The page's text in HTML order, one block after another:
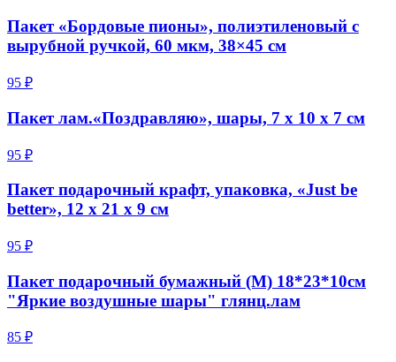
Пакет «Бордовые пионы», полиэтиленовый с
вырубной ручкой, 60 мкм, 38×45 см
95 ₽
Пакет лам.«Поздравляю», шары, 7 х 10 х 7 см
95 ₽
Пакет подарочный крафт, упаковка, «Just be
better», 12 х 21 х 9 см
95 ₽
Пакет подарочный бумажный (M) 18*23*10см
"Яркие воздушные шары" глянц.лам
85 ₽